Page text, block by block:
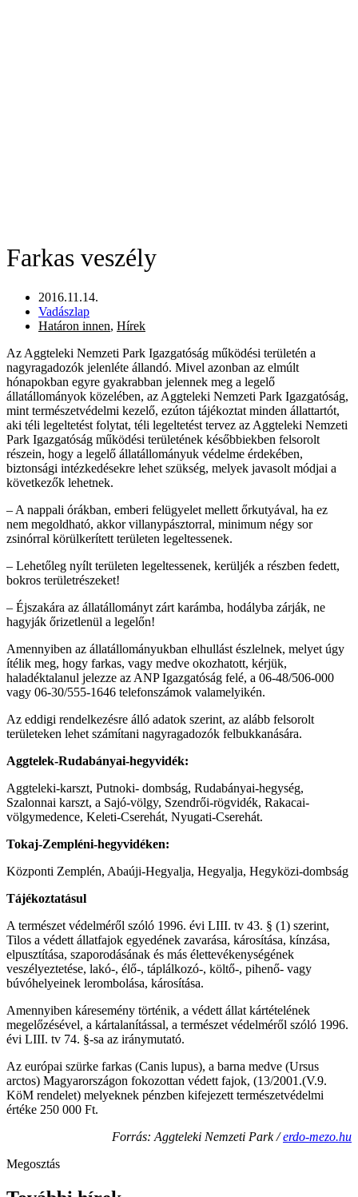
Farkas veszély
2016.11.14.
Vadászlap
Határon innen, Hírek
Az Aggteleki Nemzeti Park Igazgatóság működési területén a
nagyragadozók jelenléte állandó. Mivel azonban az elmúlt
hónapokban egyre gyakrabban jelennek meg a legelő
állatállományok közelében, az Aggteleki Nemzeti Park Igazgatóság,
mint természetvédelmi kezelő, ezúton tájékoztat minden állattartót,
aki téli legeltetést folytat, téli legeltetést tervez az Aggteleki Nemzeti
Park Igazgatóság működési területének későbbiekben felsorolt
részein, hogy a legelő állatállományuk védelme érdekében,
biztonsági intézkedésekre lehet szükség, melyek javasolt módjai a
következők lehetnek.
– A nappali órákban, emberi felügyelet mellett őrkutyával, ha ez
nem megoldható, akkor villanypásztorral, minimum négy sor
zsinórral körülkerített területen legeltessenek.
– Lehetőleg nyílt területen legeltessenek, kerüljék a részben fedett,
bokros területrészeket!
– Éjszakára az állatállományt zárt karámba, hodályba zárják, ne
hagyják őrizetlenül a legelőn!
Amennyiben az állatállományukban elhullást észlelnek, melyet úgy
ítélik meg, hogy farkas, vagy medve okozhatott, kérjük,
haladéktalanul jelezze az ANP Igazgatóság felé, a 06-48/506-000
vagy 06-30/555-1646 telefonszámok valamelyikén.
Az eddigi rendelkezésre álló adatok szerint, az alább felsorolt
területeken lehet számítani nagyragadozók felbukkanására.
Aggtelek-Rudabányai-hegyvidék:
Aggteleki-karszt, Putnoki- dombság, Rudabányai-hegység,
Szalonnai karszt, a Sajó-völgy, Szendrői-rögvidék, Rakacai-
völgymedence, Keleti-Cserehát, Nyugati-Cserehát.
Tokaj-Zempléni-hegyvidéken:
Központi Zemplén, Abaúji-Hegyalja, Hegyalja, Hegyközi-dombság
Tájékoztatásul
A természet védelméről szóló 1996. évi LIII. tv 43. § (1) szerint,
Tilos a védett állatfajok egyedének zavarása, károsítása, kínzása,
elpusztítása, szaporodásának és más élettevékenységének
veszélyeztetése, lakó-, élő-, táplálkozó-, költő-, pihenő- vagy
búvóhelyeinek lerombolása, károsítása.
Amennyiben káresemény történik, a védett állat kártételének
megelőzésével, a kártalanítással, a természet védelméről szóló 1996.
évi LIII. tv 74. §-sa az iránymutató.
Az európai szürke farkas (Canis lupus), a barna medve (Ursus
arctos) Magyarországon fokozottan védett fajok, (13/2001.(V.9.
KöM rendelet) melyeknek pénzben kifejezett természetvédelmi
értéke 250 000 Ft.
Forrás: Aggteleki Nemzeti Park /erdo-mezo.hu
Megosztás